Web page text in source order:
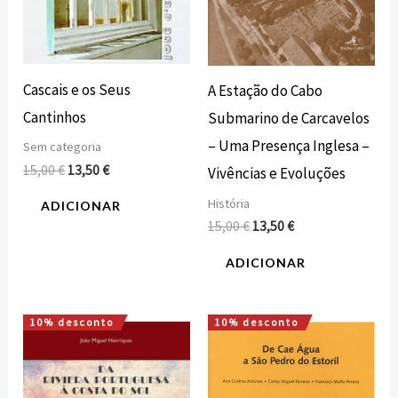
Cascais e os Seus
Cantinhos
Sem categoria
15,00€ 13,50€
ADICIONAR
A Estação do Cabo
Submarino de Carcavelos
– Uma Presença Inglesa –
Vivências e Evoluções
História
15,00€ 13,50€
ADICIONAR
10% desconto
O
preço
original
era:
O
preço
atual
é:
10% desconto
O
preço
original
era:
O
preço
atual
é: